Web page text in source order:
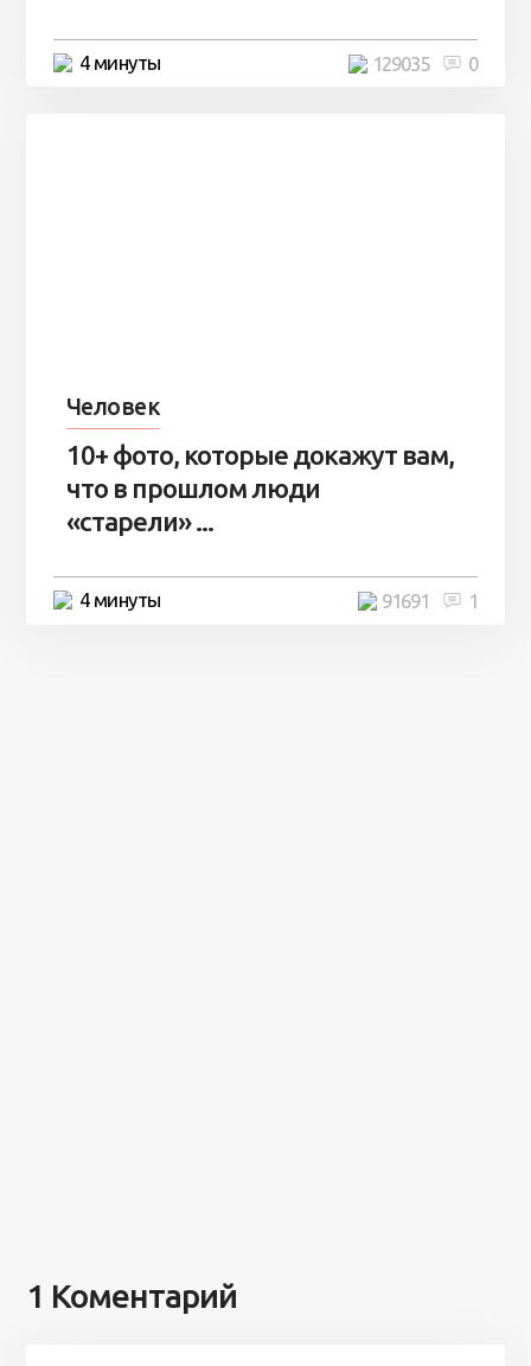
4 минуты 0
129035
Человек
10+ фото, которые докажут вам,
что в прошлом люди
«старели» ...
4 минуты 1
91691
1 Коментарий